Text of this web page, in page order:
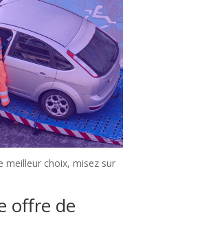
meilleur choix, misez sur
offre de